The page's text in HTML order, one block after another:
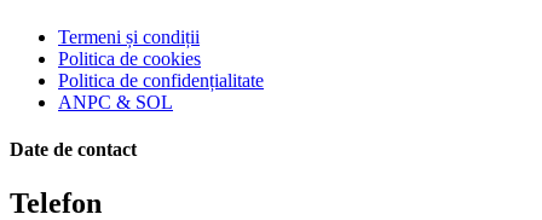
Termeni și condiții
Politica de cookies
Politica de confidențialitate
ANPC & SOL
Date de contact
Telefon